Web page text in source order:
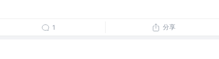
1 分享